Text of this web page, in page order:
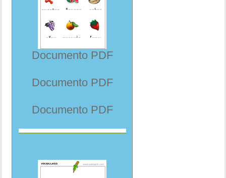
Documento PDF
Documento PDF
Documento PDF